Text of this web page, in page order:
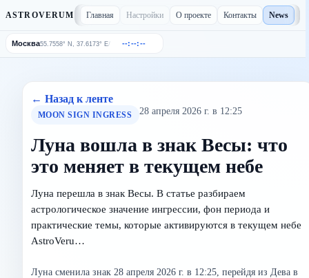
ASTROVERUM Главная Настройки О проекте Контакты News
Москва55.7558° N, 37.6173° E/ --:--:--
← Назад к ленте
MOON SIGN INGRESS 28 апреля 2026 г. в 12:25
Луна вошла в знак Весы: что
это меняет в текущем небе
Луна перешла в знак Весы. В статье разбираем
астрологическое значение ингрессии, фон периода и
практические темы, которые активируются в текущем небе
AstroVeru…
Луна сменила знак 28 апреля 2026 г. в 12:25, перейдя из Дева в